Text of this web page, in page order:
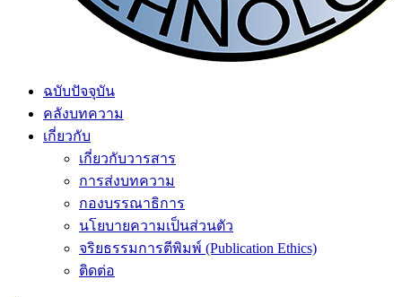
ฉบับปัจจุบัน
คลังบทความ
เกี่ยวกับ
เกี่ยวกับวารสาร
การส่งบทความ
กองบรรณาธิการ
นโยบายความเป็นส่วนตัว
จริยธรรมการตีพิมพ์ (Publication Ethics)
ติดต่อ